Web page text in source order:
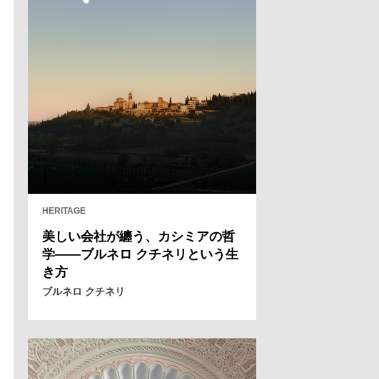
HERITAGE
美しい会社が纏う、カシミアの哲
学——ブルネロ クチネリという生
き方
ブルネロ クチネリ